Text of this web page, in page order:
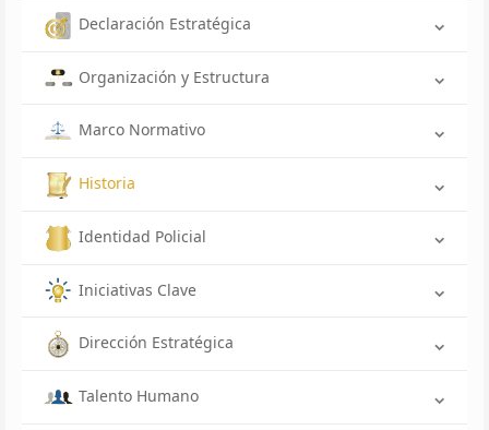
Declaración Estratégica
Organización y Estructura
Marco Normativo
Historia
Identidad Policial
Iniciativas Clave
Dirección Estratégica
Talento Humano